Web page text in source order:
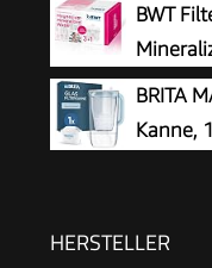
BWT
BRITA
Kanne,
HERSTELLER